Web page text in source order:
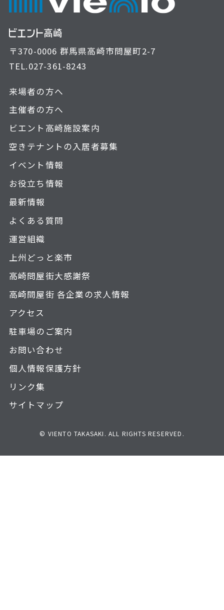
〒370-0006 群馬県高崎市問屋町2-7
TEL.027-361-8243
来場者の方へ
主催者の方へ
ビエント高崎施設案内
空きテナントの入居者募集
イベント情報
お役立ち情報
最新情報
よくある質問
運営組織
上州どっと楽市
高崎問屋街大感謝祭
高崎問屋街 各企業の求人情報
アクセス
駐車場のご案内
お問い合わせ
個人情報保護方針
リンク集
サイトマップ
© VIENTO TAKASAKI. ALL RIGHTS RESERVED.